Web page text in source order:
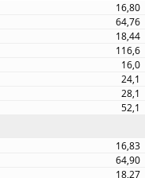
16,80
64,76
18,44
116,6
16,0
24,1
28,1
52,1
16,83
64,90
18,27